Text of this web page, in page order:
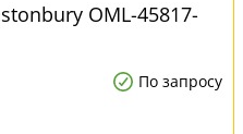
OML-45817-
По запросу